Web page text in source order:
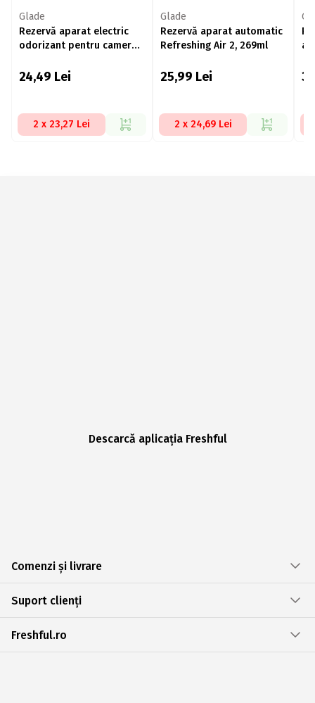
Glade
Rezervă aparat electric
odorizant pentru cameră
24,49 Lei
2 x 23,27 Lei
Glade
Rezervă aparat automatic
Refreshing Air 2, 269ml
25,99 Lei
2 x 24,69 Lei
Descarcă aplicația Freshful
Comenzi și livrare
Suport clienți
Freshful.ro